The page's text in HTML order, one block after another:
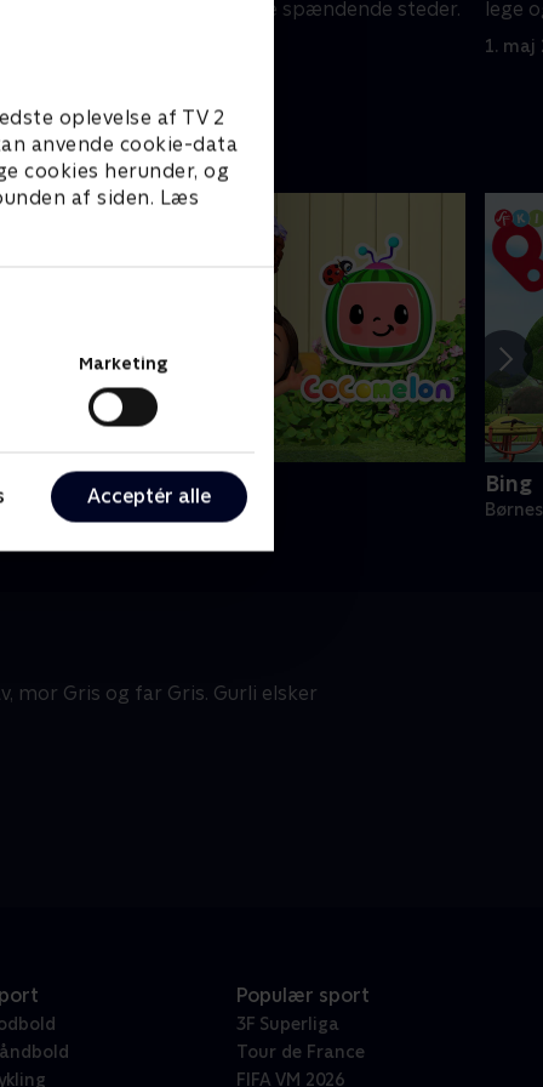
oplevelse af TV 2
anvende cookie-data
cookies herunder, og
af siden. Læs
Marketing
Acceptér alle
lege og at besøge spændende steder.
lege
1. maj
Cocomelon
• 1 sæsoner
Bing
mor Gris og far Gris. Gurli elsker
Populær sport
3F Superliga
Tour de France
FIFA VM 2026